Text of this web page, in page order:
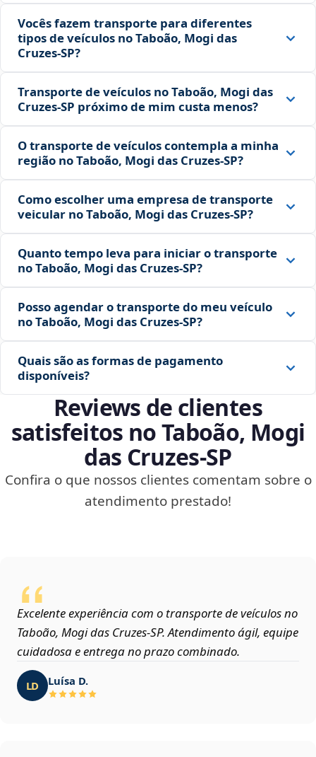
Vocês fazem transporte para diferentes
tipos de veículos no Taboão, Mogi das
Cruzes‑SP?
Transporte de veículos no Taboão, Mogi das
Cruzes‑SP próximo de mim custa menos?
O transporte de veículos contempla a minha
região no Taboão, Mogi das Cruzes‑SP?
Como escolher uma empresa de transporte
veicular no Taboão, Mogi das Cruzes‑SP?
Quanto tempo leva para iniciar o transporte
no Taboão, Mogi das Cruzes‑SP?
Posso agendar o transporte do meu veículo
no Taboão, Mogi das Cruzes‑SP?
Quais são as formas de pagamento
disponíveis?
Reviews de clientes
satisfeitos no Taboão, Mogi
das Cruzes‑SP
Confira o que nossos clientes comentam sobre o
atendimento prestado!
Excelente experiência com o transporte de veículos no
Taboão, Mogi das Cruzes‑SP. Atendimento ágil, equipe
cuidadosa e entrega no prazo combinado.
LD Luísa D.